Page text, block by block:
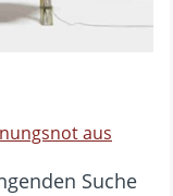
aus
Suche